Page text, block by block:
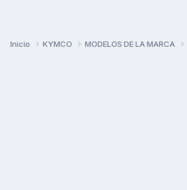
Inicio KYMCO MODELOS DE LA MARCA